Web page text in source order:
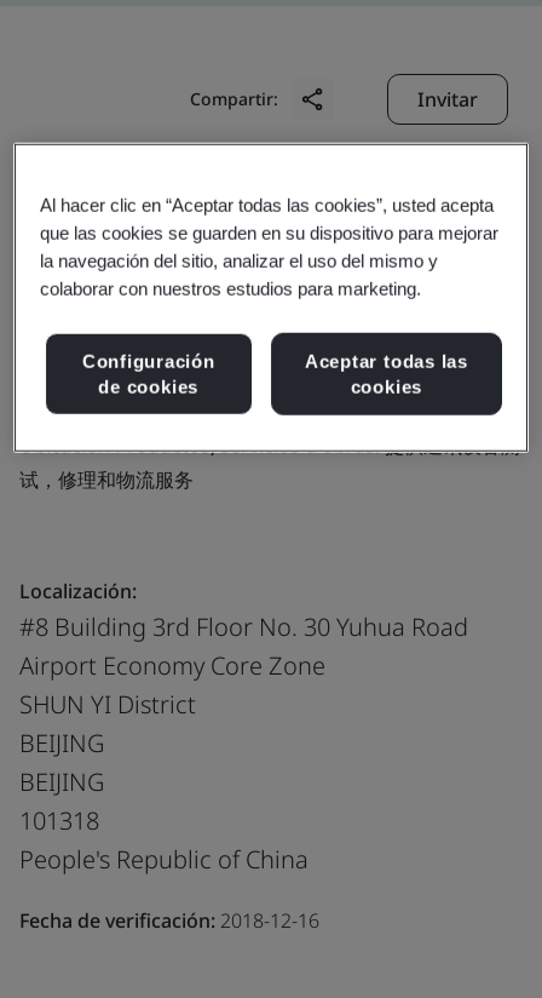
Compartir: Invitar
CTDI (Beijing) Co., Ltd.
Alcance del negocio:
提供通讯设备测试，修理和物流服务
Ubicación Productos, servicios u obras:提供通讯设备测
试，修理和物流服务
Localización:
#8 Building 3rd Floor No. 30 Yuhua Road
Airport Economy Core Zone
SHUN YI District
BEIJING
BEIJING
101318
People's Republic of China
Fecha de verificación: 2018-12-16
Al hacer clic en “Aceptar todas las cookies”, usted acepta
que las cookies se guarden en su dispositivo para mejorar
la navegación del sitio, analizar el uso del mismo y
colaborar con nuestros estudios para marketing.
Configuración
de cookies
Aceptar todas las
cookies